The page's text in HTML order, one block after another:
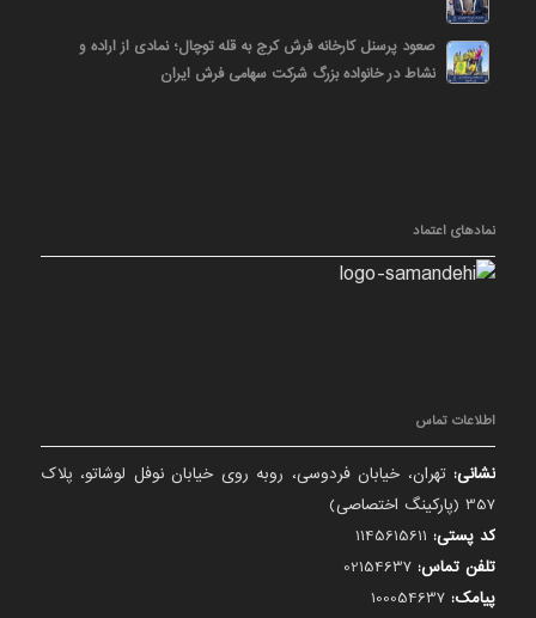
صعود پرسنل کارخانه فرش کرج به قله توچال؛ نمادی از اراده و
نشاط در خانواده بزرگ شرکت سهامی فرش ایران
نمادهای اعتماد
اطلاعات تماس
نشانی: تهران، خیابان فردوسی، روبه روی خیابان نوفل لوشاتو، پلاک
357 (پارکینگ اختصاصی)
کد پستی:
تلفن تماس:
پیامک: